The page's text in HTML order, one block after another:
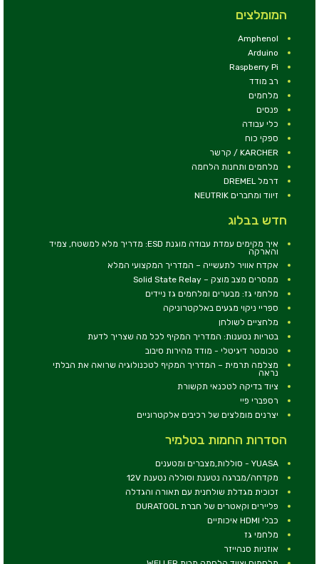
המומלצים
Amphenol
Arduino
Raspberry Pi
רב מודד
מלחמים
פנסים
כלי עבודה
ספקי כוח
KARCHER / קרשר
מלחמים ותחנות הלחמה
דרמל DREMEL
זיווד ומחברים NEUTRIK
חדש בבלוג
איך מקימים עמדת עבודה מוגנת ESD: מדריך מלא למשטח, צמיד
והארקה
אקדח אוויר לתעשייה – המדריך המקצועי המלא
ממסרים מצב מוצק – Solid State Relay
מלחמי גז: מבערים ומלחמים גז ניידים
ספריי ניקוי מגעים באלקטרוניקה
מלחציים לשולחן
בטריות נטענות: המדריך המקיף לכל מה שצריך לדעת
טכומטר דיגיטלי - מודד מהירות סיבוב
מצלמה תרמית – המדריך המקיף לטכנולוגיה שרואה את הבלתי
נראה
ציוד בדיקה לטכנאי תקשורת
רספברי פיי
יצרנים מומלצים של רכיבים אלקטרוניים
הסדרות החמות בטלמיר
YUASA - סוללות,מצברים ומטענים
מקדחה/מברגה נטענת וסוללה נטענת 12V
זכוכית מגדלת שולחנית עם תאורה והגדלה
פליירים וקאטרים של חברת DURATOOL
כבלי HDMI איכותיים
מלחמי גז
אוזניות סנהייזר